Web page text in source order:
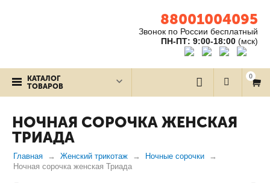
88001004095
Звонок по России бесплатный
ПН-ПТ: 9:00-18:00 (мск)
КАТАЛОГ
ТОВАРОВ
0
НОЧНАЯ СОРОЧКА ЖЕНСКАЯ
ТРИАДА
Главная Женский трикотаж
Ночные сорочки
Ночная сорочка женская Триада